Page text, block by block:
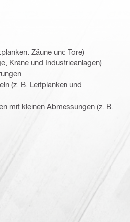
Zäune und Tore)
Kräne und Industrieanlagen)
(z. B. Leitplanken und
mit kleinen Abmessungen (z. B.